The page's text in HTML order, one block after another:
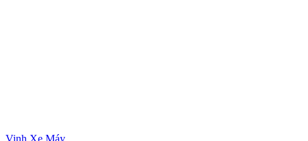
Vinh Xe Máy